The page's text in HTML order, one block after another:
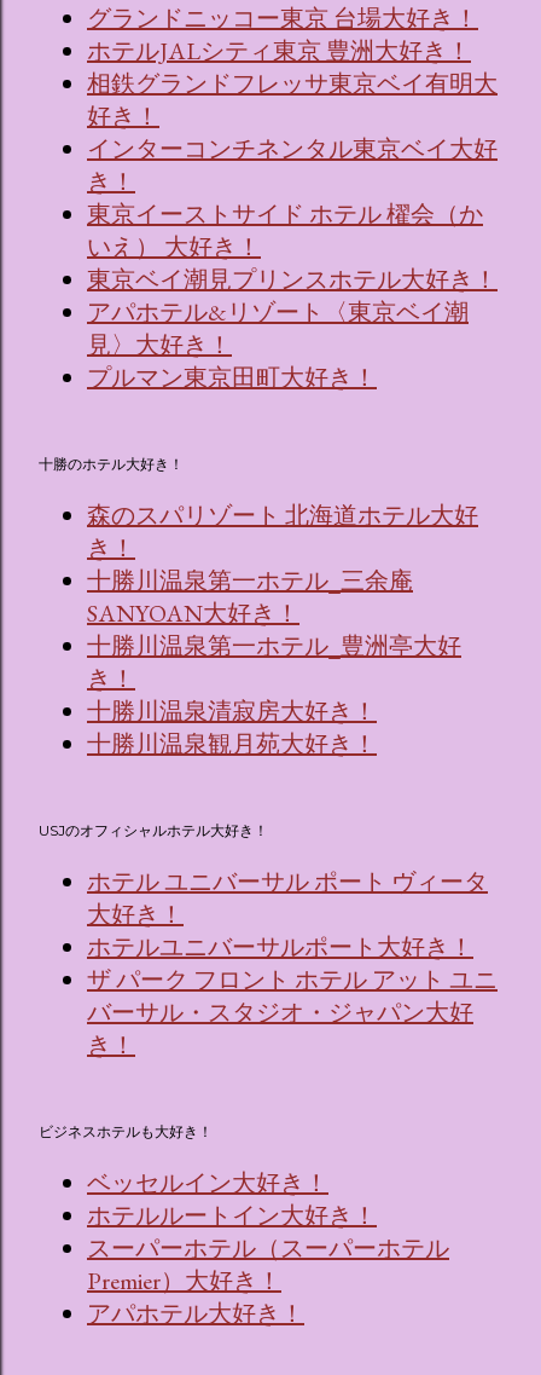
グランドニッコー東京 台場大好き！
ホテルJALシティ東京 豊洲大好き！
相鉄グランドフレッサ東京ベイ有明大
好き！
インターコンチネンタル東京ベイ大好
き！
東京イーストサイド ホテル 櫂会（か
いえ） 大好き！
東京ベイ潮見プリンスホテル大好き！
アパホテル&リゾート〈東京ベイ潮
見〉大好き！
プルマン東京田町大好き！
十勝のホテル大好き！
森のスパリゾート 北海道ホテル大好
き！
十勝川温泉第一ホテル_三余庵
SANYOAN大好き！
十勝川温泉第一ホテル_豊洲亭大好
き！
十勝川温泉清寂房大好き！
十勝川温泉観月苑大好き！
USJのオフィシャルホテル大好き！
ホテル ユニバーサル ポート ヴィータ
大好き！
ホテルユニバーサルポート大好き！
ザ パーク フロント ホテル アット ユニ
バーサル・スタジオ・ジャパン大好
き！
ビジネスホテルも大好き！
ベッセルイン大好き！
ホテルルートイン大好き！
スーパーホテル（スーパーホテル
Premier）大好き！
アパホテル大好き！